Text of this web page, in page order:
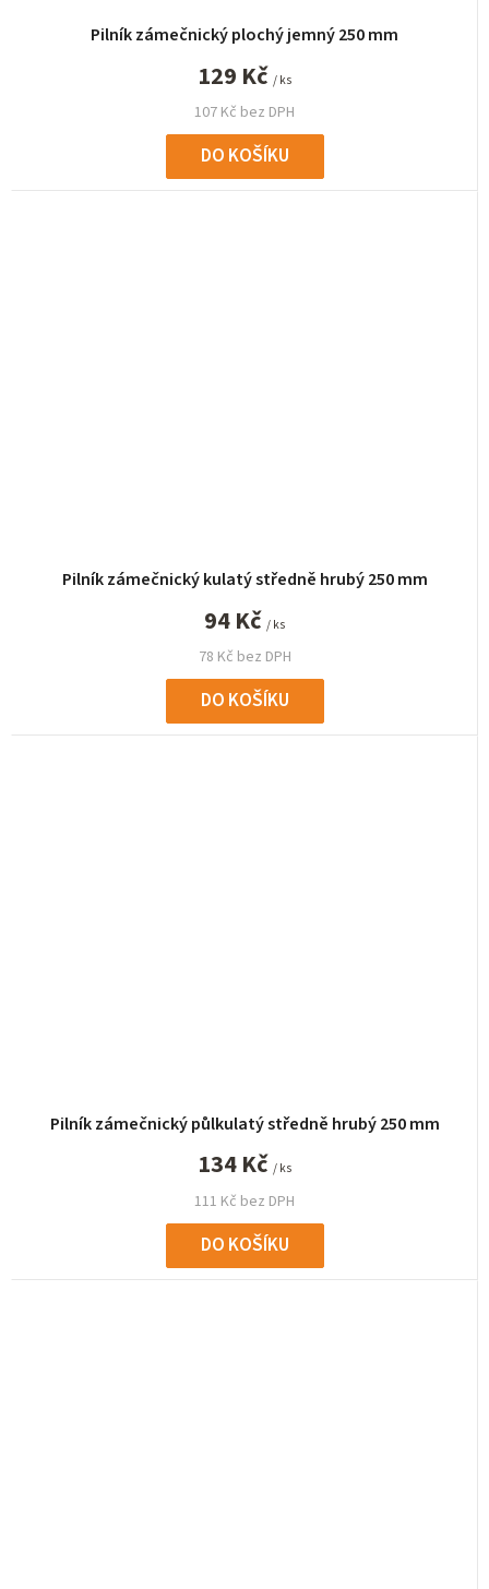
Pilník zámečnický plochý jemný 250 mm
107 Kč bez DPH
129 Kč / ks
DO KOŠÍKU
Pilník zámečnický kulatý středně hrubý 250 mm
78 Kč bez DPH
94 Kč / ks
DO KOŠÍKU
Pilník zámečnický půlkulatý středně hrubý 250 mm
111 Kč bez DPH
134 Kč / ks
DO KOŠÍKU